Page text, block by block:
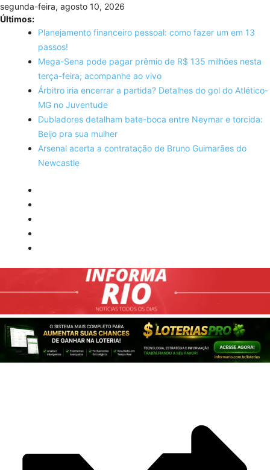
Skip
to
content
segunda-feira, agosto 10, 2026
Últimos:
Planejamento financeiro pessoal: como fazer um em 13
passos!
Mega-Sena pode pagar prêmio de R$ 135 milhões nesta
terça-feira; acompanhe ao vivo
Árbitro iria encerrar a partida? Detalhes do gol do Atlético-
MG no Juventude
Dubladores detalham bate-boca entre Neymar e torcida:
Beijo pra sua mulher
Arsenal acerta a contratação de Bruno Guimarães do
Newcastle